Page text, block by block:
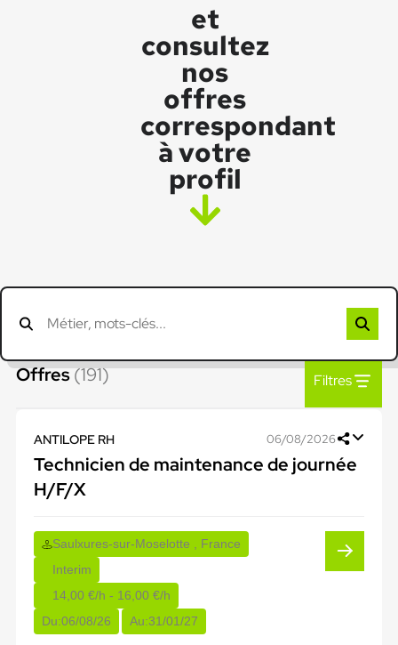
et
consultez
nos
offres
correspondant
à votre
profil
Offres(191) Filtres
ANTILOPE RH 06/08/2026
Technicien de maintenance de journée
H/F/X
Saulxures-sur-Moselotte , France
Interim
14,00 €/h - 16,00 €/h
Du:06/08/26 Au:31/01/27